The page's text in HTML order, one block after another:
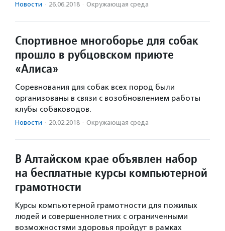
Новости · 26.06.2018 · Окружающая среда
Спортивное многоборье для собак
прошло в рубцовском приюте
«Алиса»
Соревнования для собак всех пород были
организованы в связи с возобновлением работы
клубы собаководов.
Новости · 20.02.2018 · Окружающая среда
В Алтайском крае объявлен набор
на бесплатные курсы компьютерной
грамотности
Курсы компьютерной грамотности для пожилых
людей и совершеннолетних с ограниченными
возможностями здоровья пройдут в рамках